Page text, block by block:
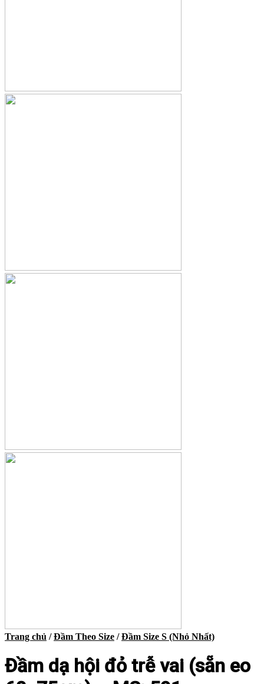
Trang chủ / Đầm Theo Size / Đầm Size S (Nhỏ Nhất)
Đầm dạ hội đỏ trễ vai (sẵn eo